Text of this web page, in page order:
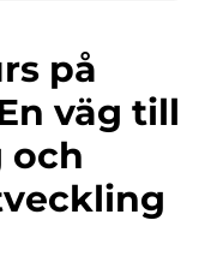
väg till
och